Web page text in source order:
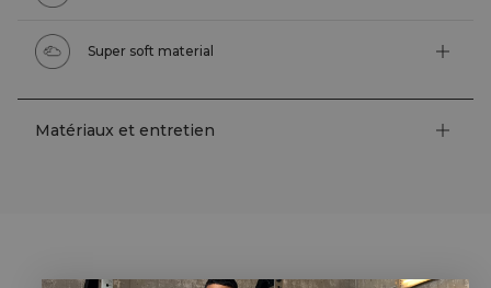
Super soft material
Matériaux et entretien